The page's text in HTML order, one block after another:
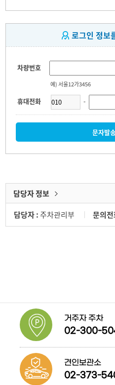
로그인 정보
차량번호
예) 서울12가3456
휴대전화 -
문자발
담당자 정보
담당자 :주차관리부 문의
거주자 주차
02-300-
견인보관소
02-373-